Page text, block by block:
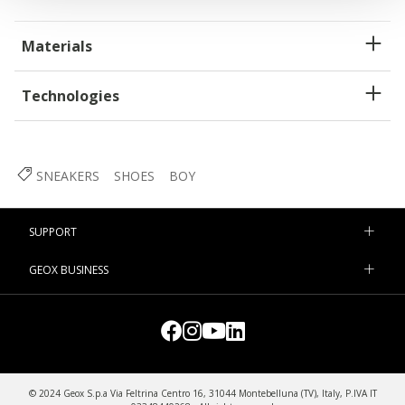
Materials
Technologies
SNEAKERS SHOES BOY
SUPPORT
GEOX BUSINESS
© 2024 Geox S.p.a Via Feltrina Centro 16, 31044 Montebelluna (TV), Italy, P.IVA IT